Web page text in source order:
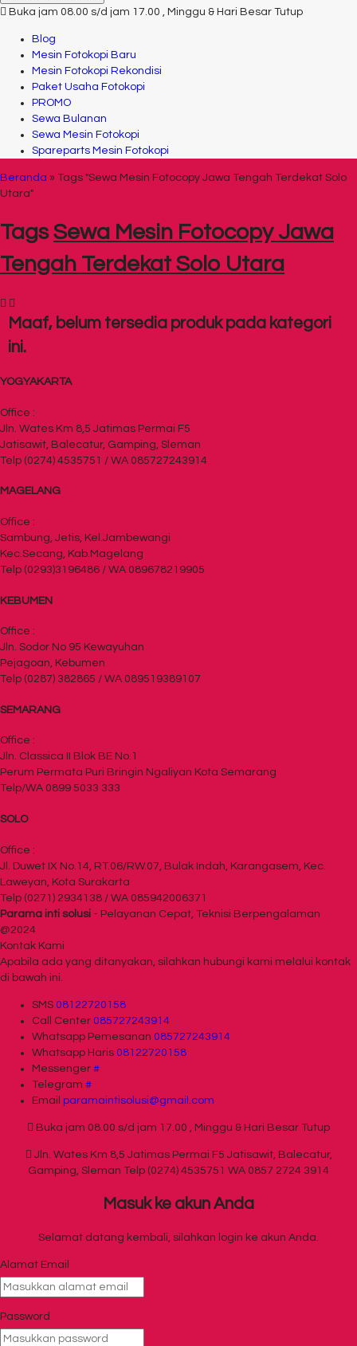
Buka jam 08.00 s/d jam 17.00 , Minggu & Hari Besar Tutup
Blog
Mesin Fotokopi Baru
Mesin Fotokopi Rekondisi
Paket Usaha Fotokopi
PROMO
Sewa Bulanan
Sewa Mesin Fotokopi
Spareparts Mesin Fotokopi
Beranda » Tags "Sewa Mesin Fotocopy Jawa Tengah Terdekat Solo
Utara"
TagsSewa Mesin Fotocopy Jawa
Tengah Terdekat Solo Utara
Maaf, belum tersedia produk pada kategori
ini.
YOGYAKARTA
Office :
Jln. Wates Km 8,5 Jatimas Permai F5
Jatisawit, Balecatur, Gamping, Sleman
Telp (0274) 4535751 / WA 085727243914
MAGELANG
Office :
Sambung, Jetis, Kel.Jambewangi
Kec.Secang, Kab.Magelang
Telp (0293)3196486 / WA 089678219905
KEBUMEN
Office :
Jln. Sodor No 95 Kewayuhan
Pejagoan, Kebumen
Telp (0287) 382865 / WA 089519389107
SEMARANG
Office :
Jln. Classica II Blok BE No.1
Perum Permata Puri Bringin Ngaliyan Kota Semarang
Telp/WA 0899 5033 333
SOLO
Office :
Jl. Duwet IX No.14, RT.06/RW.07, Bulak Indah, Karangasem, Kec.
Laweyan, Kota Surakarta
Telp (0271) 2934138 / WA 085942006371
Parama inti solusi - Pelayanan Cepat, Teknisi Berpengalaman
@2024
Kontak Kami
Apabila ada yang ditanyakan, silahkan hubungi kami melalui kontak
di bawah ini.
SMS 08122720158
Call Center 085727243914
Whatsapp Pemesanan 085727243914
Whatsapp Haris 08122720158
Messenger #
Telegram #
Email paramaintisolusi@gmail.com
Buka jam 08.00 s/d jam 17.00 , Minggu & Hari Besar Tutup
Jln. Wates Km 8,5 Jatimas Permai F5 Jatisawit, Balecatur,
Gamping, Sleman Telp (0274) 4535751 WA 0857 2724 3914
Masuk ke akun Anda
Selamat datang kembali, silahkan login ke akun Anda.
Alamat Email
Password